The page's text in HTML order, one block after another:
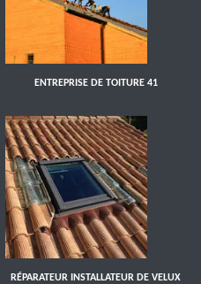
ENTREPRISE DE TOITURE 41
RÉPARATEUR INSTALLATEUR DE VELUX